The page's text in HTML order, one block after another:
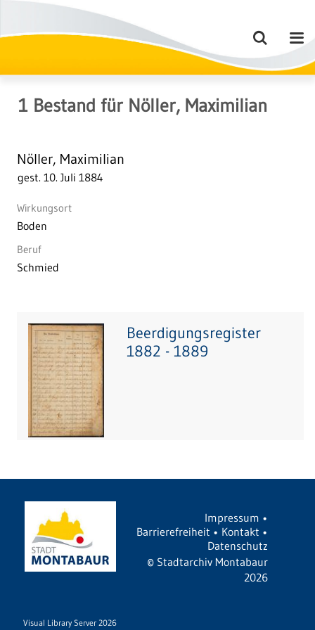
1 Bestand für Nöller, Maximilian
Nöller, Maximilian
gest. 10. Juli 1884
Wirkungsort
Boden
Beruf
Schmied
Beerdigungsregister
1882 - 1889
Impressum •
Barrierefreiheit • Kontakt •
Datenschutz
© Stadtarchiv Montabaur
2026
Visual Library Server 2026